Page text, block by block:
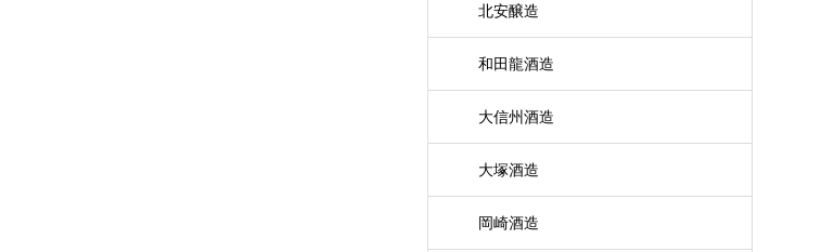
北安醸造
和田龍酒造
大信州酒造
大塚酒造
岡崎酒造